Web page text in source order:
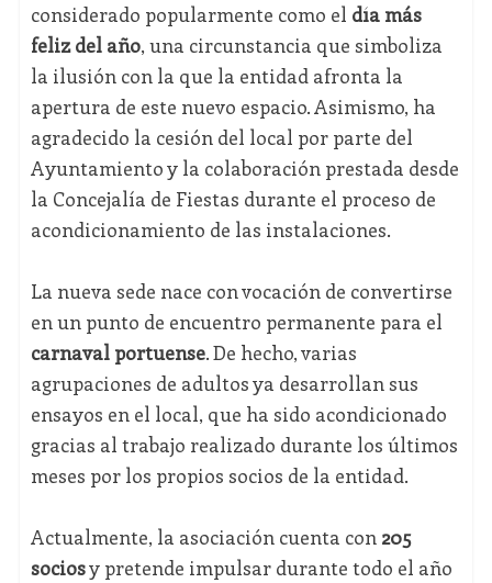
considerado popularmente como el día más
feliz del año, una circunstancia que simboliza
la ilusión con la que la entidad afronta la
apertura de este nuevo espacio. Asimismo, ha
agradecido la cesión del local por parte del
Ayuntamiento y la colaboración prestada desde
la Concejalía de Fiestas durante el proceso de
acondicionamiento de las instalaciones.
La nueva sede nace con vocación de convertirse
en un punto de encuentro permanente para el
carnaval portuense. De hecho, varias
agrupaciones de adultos ya desarrollan sus
ensayos en el local, que ha sido acondicionado
gracias al trabajo realizado durante los últimos
meses por los propios socios de la entidad.
Actualmente, la asociación cuenta con 205
sociosy pretende impulsar durante todo el año